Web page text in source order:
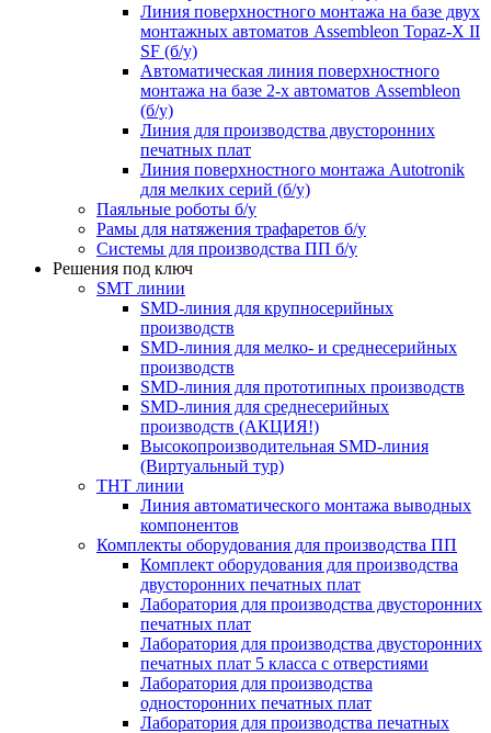
Линия поверхностного монтажа на базе двух
монтажных автоматов Assembleon Topaz-X II
SF (б/у)
Автоматическая линия поверхностного
монтажа на базе 2-х автоматов Assembleon
(б/у)
Линия для производства двусторонних
печатных плат
Линия поверхностного монтажа Autotronik
для мелких серий (б/у)
Паяльные роботы б/у
Рамы для натяжения трафаретов б/у
Системы для производства ПП б/у
Решения под ключ
SMT линии
SMD-линия для крупносерийных
производств
SMD-линия для мелко- и среднесерийных
производств
SMD-линия для прототипных производств
SMD-линия для среднесерийных
производств (АКЦИЯ!)
Высокопроизводительная SMD-линия
(Виртуальный тур)
THT линии
Линия автоматического монтажа выводных
компонентов
Комплекты оборудования для производства ПП
Комплект оборудования для производства
двусторонних печатных плат
Лаборатория для производства двусторонних
печатных плат
Лаборатория для производства двусторонних
печатных плат 5 класса с отверстиями
Лаборатория для производства
односторонних печатных плат
Лаборатория для производства печатных